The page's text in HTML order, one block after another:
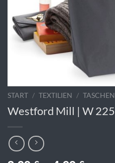
START / TEXTILIEN / TASCHEN
Westford Mill | W 225